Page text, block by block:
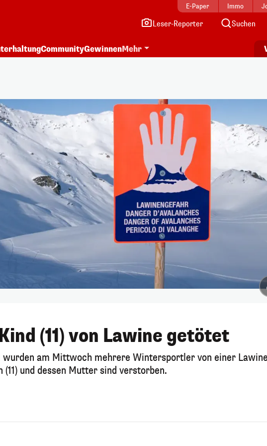
E-Paper Immo
Leser-Reporter Suchen
CommunityGewinnenMehr
(11) von Lawine getötet
wurden am Mittwoch mehrere Wintersportler von einer
und dessen Mutter sind verstorben.